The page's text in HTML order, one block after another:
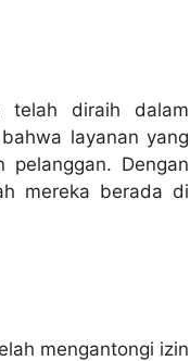
telah diraih dalam
layanan yang
Dengan
mereka berada di
mengantongi izin